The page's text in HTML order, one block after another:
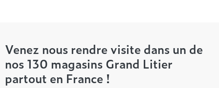
Venez nous rendre visite dans un de
nos 130 magasins Grand Litier
partout en France !